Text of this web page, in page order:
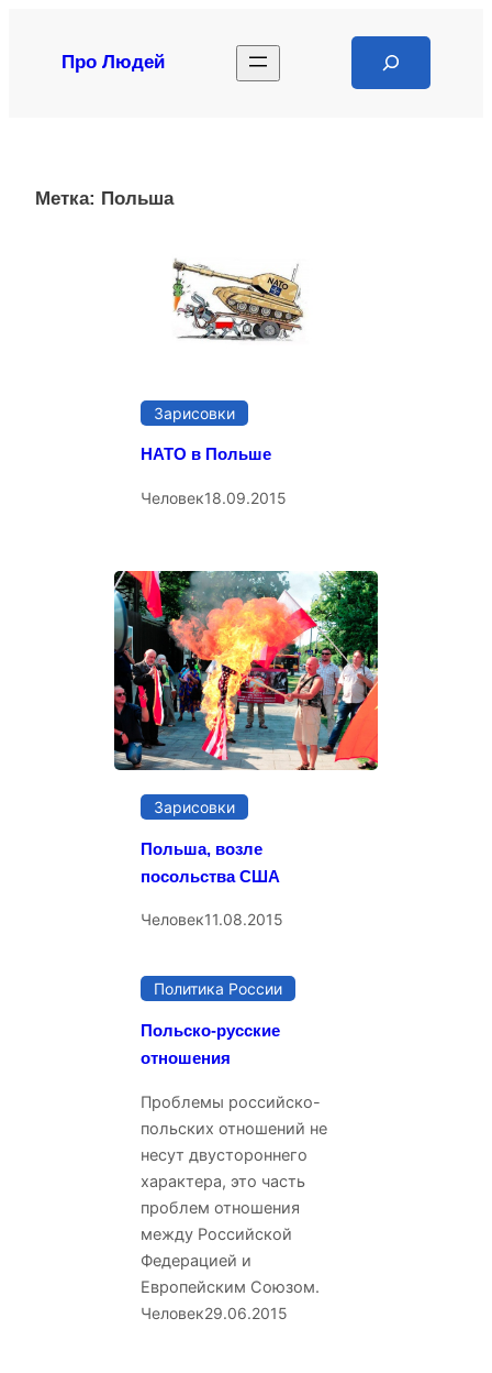
содержимому
Про Людей
Метка: Польша
Зарисовки
НАТО в Польше
Человек18.09.2015
Зарисовки
Польша, возле
посольства США
Человек11.08.2015
Политика России
Польско-русские
отношения
Проблемы российско-
польских отношений не
несут двустороннего
характера, это часть
проблем отношения
между Российской
Федерацией и
Европейским Союзом.
Человек29.06.2015